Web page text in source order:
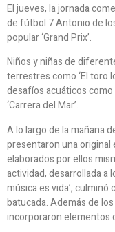
El jueves, la jornada
de fútbol 7 Antonio de
popular ‘Grand Prix’.
Niños y niñas de
terrestres como ‘El toro
desafíos acuáticos como
‘Carrera del Mar’.
A lo largo de la mañana
presentaron una
elaborados por ellos
actividad, desarrollada a
música es vida’,
batucada. Además de
incorporaron elementos